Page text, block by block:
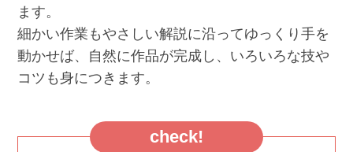
ます。
細かい作業もやさしい解説に沿ってゆっくり手を
動かせば、自然に作品が完成し、いろいろな技や
コツも身につきます。
check!